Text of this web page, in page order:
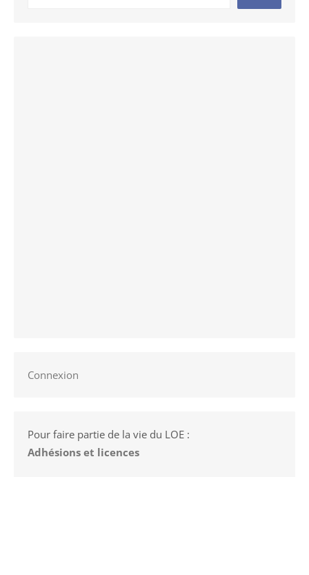
Connexion
Pour faire partie de la vie du LOE :
Adhésions et licences